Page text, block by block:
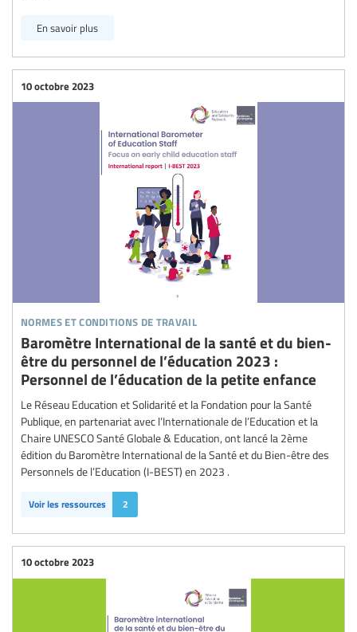
En savoir plus
normes et conditions de travail
Baromètre International de la santé et du bien-
être du personnel de l’éducation 2023 :
Personnel de l’éducation de la petite enfance
10 octobre 2023
Le Réseau Education et Solidarité et la Fondation pour la Santé
Publique, en partenariat avec l’Internationale de l’Education et la
Chaire UNESCO Santé Globale & Education, ont lancé la 2ème
édition du Baromètre International de la Santé et du Bien-être des
Personnels de l’Education (I-BEST) en 2023 .
Voir les ressources 2
10 octobre 2023